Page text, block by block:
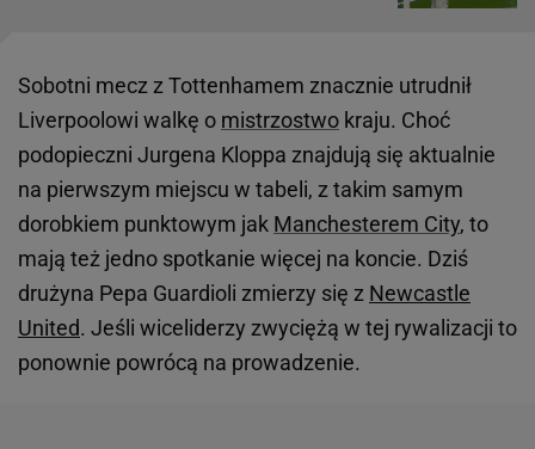
Sobotni mecz z Tottenhamem znacznie utrudnił
Liverpoolowi walkę o mistrzostwo kraju. Choć
podopieczni Jurgena Kloppa znajdują się aktualnie
na pierwszym miejscu w tabeli, z takim samym
dorobkiem punktowym jak Manchesterem City, to
mają też jedno spotkanie więcej na koncie. Dziś
drużyna Pepa Guardioli zmierzy się z Newcastle
United. Jeśli wiceliderzy zwyciężą w tej rywalizacji to
ponownie powrócą na prowadzenie.